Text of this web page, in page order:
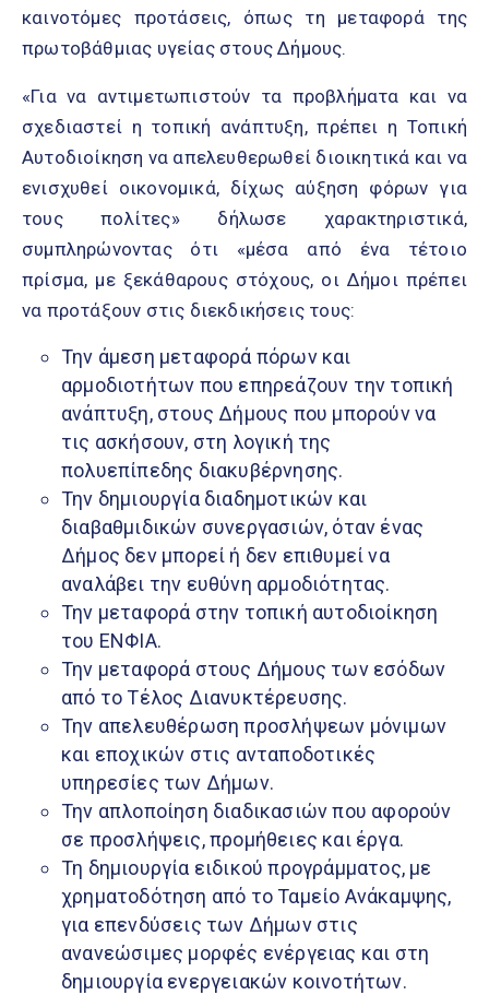
καινοτόμες προτάσεις, όπως τη μεταφορά της
πρωτοβάθμιας υγείας στους Δήμους.
«Για να αντιμετωπιστούν τα προβλήματα και να
σχεδιαστεί η τοπική ανάπτυξη, πρέπει η Τοπική
Αυτοδιοίκηση να απελευθερωθεί διοικητικά και να
ενισχυθεί οικονομικά, δίχως αύξηση φόρων για
τους πολίτες» δήλωσε χαρακτηριστικά,
συμπληρώνοντας ότι «μέσα από ένα τέτοιο
πρίσμα, με ξεκάθαρους στόχους, οι Δήμοι πρέπει
να προτάξουν στις διεκδικήσεις τους:
Την άμεση μεταφορά πόρων και
αρμοδιοτήτων που επηρεάζουν την τοπική
ανάπτυξη, στους Δήμους που μπορούν να
τις ασκήσουν, στη λογική της
πολυεπίπεδης διακυβέρνησης.
Την δημιουργία διαδημοτικών και
διαβαθμιδικών συνεργασιών, όταν ένας
Δήμος δεν μπορεί ή δεν επιθυμεί να
αναλάβει την ευθύνη αρμοδιότητας.
Την μεταφορά στην τοπική αυτοδιοίκηση
του ΕΝΦΙΑ.
Την μεταφορά στους Δήμους των εσόδων
από το Τέλος Διανυκτέρευσης.
Την απελευθέρωση προσλήψεων μόνιμων
και εποχικών στις ανταποδοτικές
υπηρεσίες των Δήμων.
Την απλοποίηση διαδικασιών που αφορούν
σε προσλήψεις, προμήθειες και έργα.
Τη δημιουργία ειδικού προγράμματος, με
χρηματοδότηση από το Ταμείο Ανάκαμψης,
για επενδύσεις των Δήμων στις
ανανεώσιμες μορφές ενέργειας και στη
δημιουργία ενεργειακών κοινοτήτων.